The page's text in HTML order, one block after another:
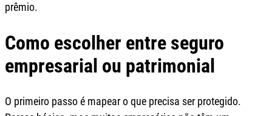
prêmio.
Como escolher entre seguro
empresarial ou patrimonial
O primeiro passo é mapear o que precisa ser protegido.